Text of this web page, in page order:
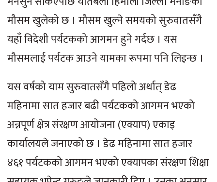
मौसम खुलेको छ । मौसम खुल्ने समयको सुरुवातसँगै
यहाँ विदेशी पर्यटकको आगमन हुने गर्दछ । यस
मौसमलाई पर्यटक आउने यामका रूपमा पनि लिइन्छ ।
यस वर्षको याम सुरुवातसँगै पहिलो अर्थात् डेढ
महिनामा सात हजार बढी पर्यटकको आगमन भएको
अन्नपूर्ण क्षेत्र संरक्षण आयोजना (एक्याप) एकाइ
कार्यालयले जनाएको छ । डेढ महिनामा सात हजार
४६१ पर्यटकको आगमन भएको एक्यापका संरक्षण शिक्षा